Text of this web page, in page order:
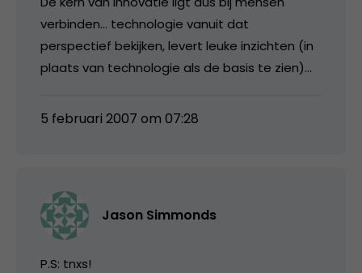
verbinden… technologie vanuit dat
perspectief bekijken, levert leuke inzichten (in
plaats van technologie als de basis te zien)…
5 februari 2007 om 07:28
Jason Simmonds
P.S: tnxs!